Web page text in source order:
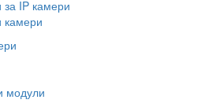
за IP камери
камери
модули